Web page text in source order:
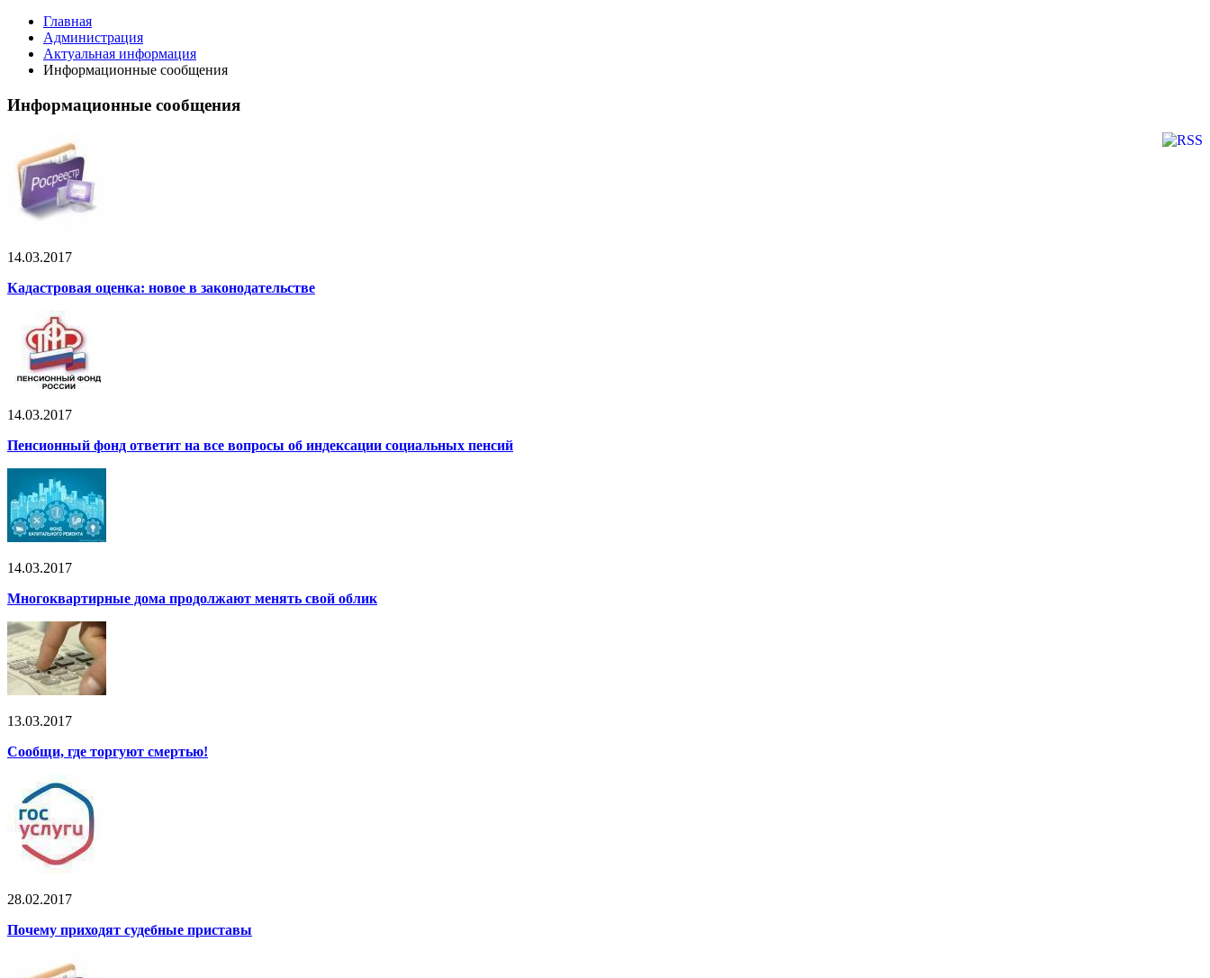
Главная
Администрация
Актуальная информация
Информационные сообщения
Информационные сообщения
14.03.2017
Кадастровая оценка: новое в законодательстве
14.03.2017
Пенсионный фонд ответит на все вопросы об индексации социальных пенсий
14.03.2017
Многоквартирные дома продолжают менять свой облик
13.03.2017
Сообщи, где торгуют смертью!
28.02.2017
Почему приходят судебные приставы